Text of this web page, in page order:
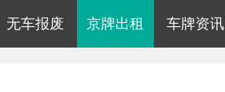
无车报废 京牌出租 车牌资讯